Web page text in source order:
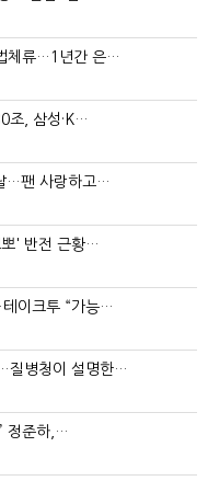
체류…1년간 은…
조, 삼성·K…
…팬 사랑하고…
뽀' 반전 근황…
이크투 “가능…
질병청이 설명한…
정준하,…